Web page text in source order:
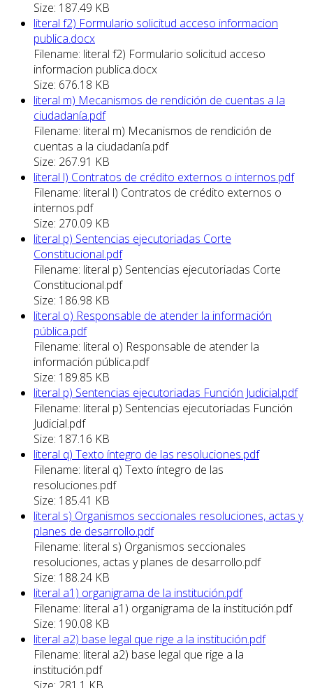
Size: 187.49 KB
literal f2) Formulario solicitud acceso informacion
publica.docx
Filename: literal f2) Formulario solicitud acceso
informacion publica.docx
Size: 676.18 KB
literal m) Mecanismos de rendición de cuentas a la
ciudadanía.pdf
Filename: literal m) Mecanismos de rendición de
cuentas a la ciudadanía.pdf
Size: 267.91 KB
literal l) Contratos de crédito externos o internos.pdf
Filename: literal l) Contratos de crédito externos o
internos.pdf
Size: 270.09 KB
literal p) Sentencias ejecutoriadas Corte
Constitucional.pdf
Filename: literal p) Sentencias ejecutoriadas Corte
Constitucional.pdf
Size: 186.98 KB
literal o) Responsable de atender la información
pública.pdf
Filename: literal o) Responsable de atender la
información pública.pdf
Size: 189.85 KB
literal p) Sentencias ejecutoriadas Función Judicial.pdf
Filename: literal p) Sentencias ejecutoriadas Función
Judicial.pdf
Size: 187.16 KB
literal q) Texto íntegro de las resoluciones.pdf
Filename: literal q) Texto íntegro de las
resoluciones.pdf
Size: 185.41 KB
literal s) Organismos seccionales resoluciones, actas y
planes de desarrollo.pdf
Filename: literal s) Organismos seccionales
resoluciones, actas y planes de desarrollo.pdf
Size: 188.24 KB
literal a1) organigrama de la institución.pdf
Filename: literal a1) organigrama de la institución.pdf
Size: 190.08 KB
literal a2) base legal que rige a la institución.pdf
Filename: literal a2) base legal que rige a la
institución.pdf